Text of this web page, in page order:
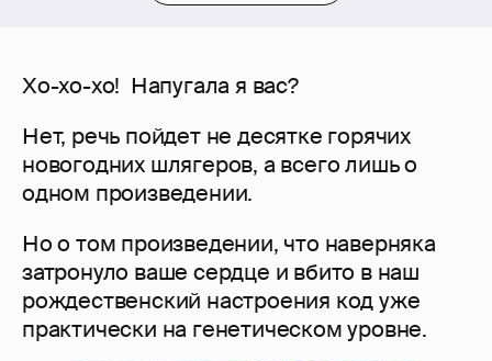
Хо-хо-хо! Напугала я вас?
Нет, речь пойдет не десятке горячих
новогодних шлягеров, а всего лишь о
одном произведении.
Но о том произведении, что наверняка
затронуло ваше сердце и вбито в наш
рождественский настроения код уже
практически на генетическом уровне.